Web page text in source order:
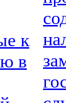
к
в